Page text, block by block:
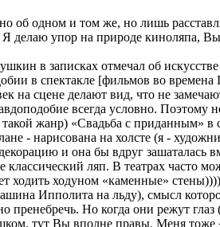
об одном и том же, но лишь
Я делаю упор на природе киноляпа,
в записках отмечал об искусстве
в спектакле [фильмов во
на сцене делают вид, что не
всегда условно. Поэтому
жанр) «Свадьба с приданным» в
- нарисована на холсте (я -
и она бы вдруг зашаталась
ляп. В театрах часто
ходить ходуном «каменные»
Ипполита на льду), смысл
пренебречь. Но когда они режут
тут Вы вполне правы. Меня тоже